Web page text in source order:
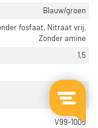
Blauw/groen
fosfaat, Nitraat vrij,
Zonder amine
1,5
V99-1005